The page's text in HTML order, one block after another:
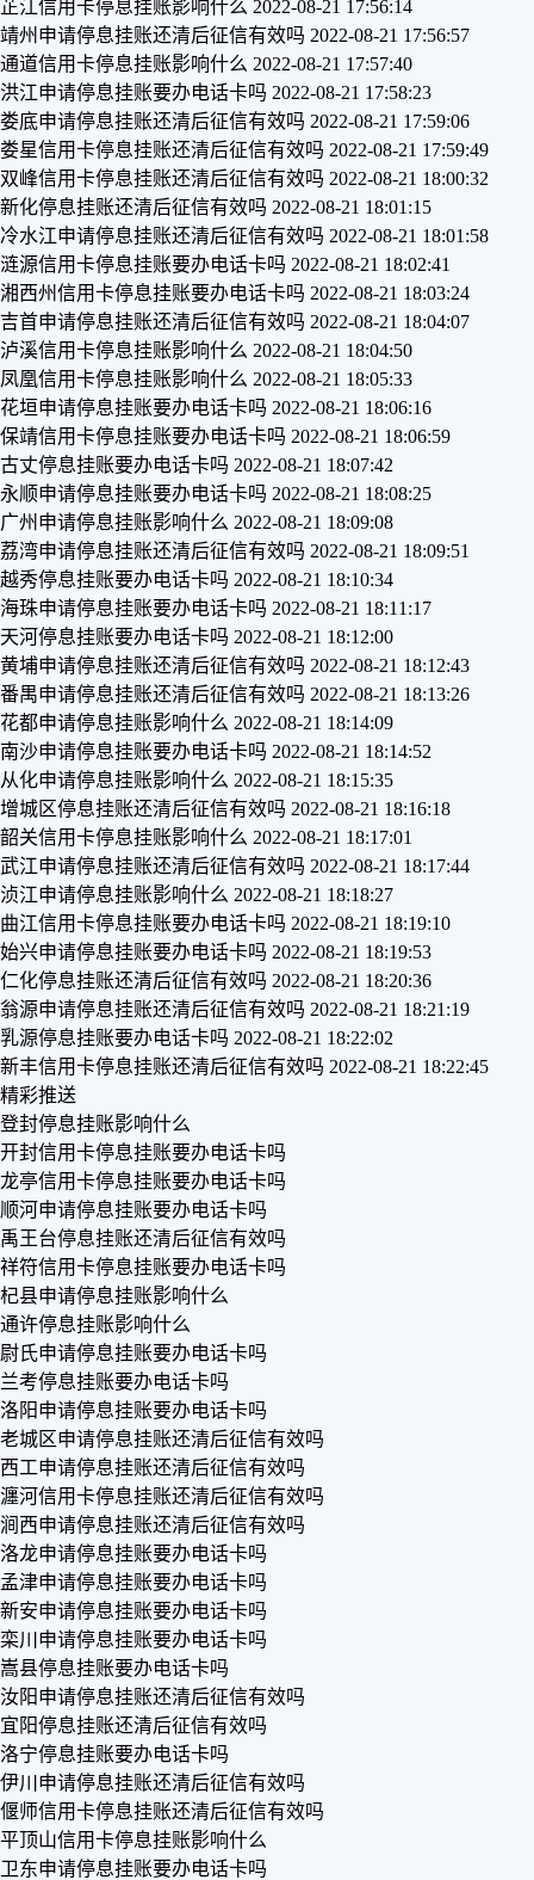
芷江信用卡停息挂账影响什么 2022-08-21 17:56:14
靖州申请停息挂账还清后征信有效吗 2022-08-21 17:56:57
通道信用卡停息挂账影响什么 2022-08-21 17:57:40
洪江申请停息挂账要办电话卡吗 2022-08-21 17:58:23
娄底申请停息挂账还清后征信有效吗 2022-08-21 17:59:06
娄星信用卡停息挂账还清后征信有效吗 2022-08-21 17:59:49
双峰信用卡停息挂账还清后征信有效吗 2022-08-21 18:00:32
新化停息挂账还清后征信有效吗 2022-08-21 18:01:15
冷水江申请停息挂账还清后征信有效吗 2022-08-21 18:01:58
涟源信用卡停息挂账要办电话卡吗 2022-08-21 18:02:41
湘西州信用卡停息挂账要办电话卡吗 2022-08-21 18:03:24
吉首申请停息挂账还清后征信有效吗 2022-08-21 18:04:07
泸溪信用卡停息挂账影响什么 2022-08-21 18:04:50
凤凰信用卡停息挂账影响什么 2022-08-21 18:05:33
花垣申请停息挂账要办电话卡吗 2022-08-21 18:06:16
保靖信用卡停息挂账要办电话卡吗 2022-08-21 18:06:59
古丈停息挂账要办电话卡吗 2022-08-21 18:07:42
永顺申请停息挂账要办电话卡吗 2022-08-21 18:08:25
广州申请停息挂账影响什么 2022-08-21 18:09:08
荔湾申请停息挂账还清后征信有效吗 2022-08-21 18:09:51
越秀停息挂账要办电话卡吗 2022-08-21 18:10:34
海珠申请停息挂账要办电话卡吗 2022-08-21 18:11:17
天河停息挂账要办电话卡吗 2022-08-21 18:12:00
黄埔申请停息挂账还清后征信有效吗 2022-08-21 18:12:43
番禺申请停息挂账还清后征信有效吗 2022-08-21 18:13:26
花都申请停息挂账影响什么 2022-08-21 18:14:09
南沙申请停息挂账要办电话卡吗 2022-08-21 18:14:52
从化申请停息挂账影响什么 2022-08-21 18:15:35
增城区停息挂账还清后征信有效吗 2022-08-21 18:16:18
韶关信用卡停息挂账影响什么 2022-08-21 18:17:01
武江申请停息挂账还清后征信有效吗 2022-08-21 18:17:44
浈江申请停息挂账影响什么 2022-08-21 18:18:27
曲江信用卡停息挂账要办电话卡吗 2022-08-21 18:19:10
始兴申请停息挂账要办电话卡吗 2022-08-21 18:19:53
仁化停息挂账还清后征信有效吗 2022-08-21 18:20:36
翁源申请停息挂账还清后征信有效吗 2022-08-21 18:21:19
乳源停息挂账要办电话卡吗 2022-08-21 18:22:02
新丰信用卡停息挂账还清后征信有效吗 2022-08-21 18:22:45
精彩推送
登封停息挂账影响什么
开封信用卡停息挂账要办电话卡吗
龙亭信用卡停息挂账要办电话卡吗
顺河申请停息挂账要办电话卡吗
禹王台停息挂账还清后征信有效吗
祥符信用卡停息挂账要办电话卡吗
杞县申请停息挂账影响什么
通许停息挂账影响什么
尉氏申请停息挂账要办电话卡吗
兰考停息挂账要办电话卡吗
洛阳申请停息挂账要办电话卡吗
老城区申请停息挂账还清后征信有效吗
西工申请停息挂账还清后征信有效吗
瀍河信用卡停息挂账还清后征信有效吗
涧西申请停息挂账还清后征信有效吗
洛龙申请停息挂账要办电话卡吗
孟津申请停息挂账要办电话卡吗
新安申请停息挂账要办电话卡吗
栾川申请停息挂账要办电话卡吗
嵩县停息挂账要办电话卡吗
汝阳申请停息挂账还清后征信有效吗
宜阳停息挂账还清后征信有效吗
洛宁停息挂账要办电话卡吗
伊川申请停息挂账还清后征信有效吗
偃师信用卡停息挂账还清后征信有效吗
平顶山信用卡停息挂账影响什么
卫东申请停息挂账要办电话卡吗